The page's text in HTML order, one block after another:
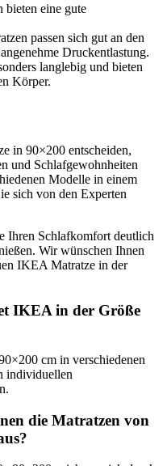
bieten eine gute
passen sich gut an den
Druckentlastung.
langlebig und bieten
Körper.
in 90×200 entscheiden,
und Schlafgewohnheiten
Modelle in einem
sich von den Experten
Ihren Schlafkomfort deutlich
Wir wünschen Ihnen
IKEA Matratze in der
IKEA in der Größe
cm in verschiedenen
individuellen
die Matratzen von